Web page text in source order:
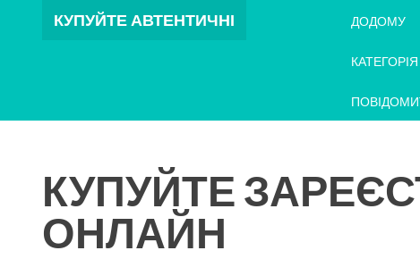
КУПУЙТЕ АВТЕНТИЧНІ ДОДОМУ
КУПУЙТЕ
ОНЛАЙН